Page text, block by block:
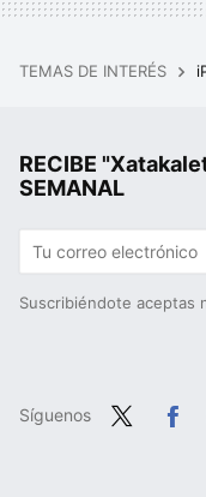
TEMAS DE INTERÉS
RECIBE
SEMANAL
Suscribiéndote aceptas
Síguenos